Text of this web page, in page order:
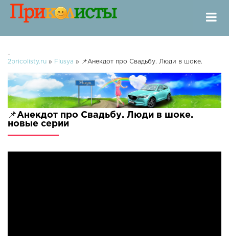
-
2pricolisty.ru » Flusya » 📌Анекдот про Свадьбу. Люди в шоке.
📌Анекдот про Свадьбу. Люди в шоке.
новые серии